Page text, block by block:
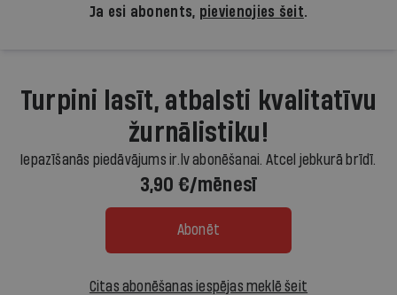
Ja esi abonents, pievienojies šeit.
Turpini lasīt, atbalsti kvalitatīvu
žurnālistiku!
Iepazīšanās piedāvājums ir.lv abonēšanai. Atcel jebkurā brīdī.
3,90 €/mēnesī
Abonēt
Citas abonēšanas iespējas meklē šeit